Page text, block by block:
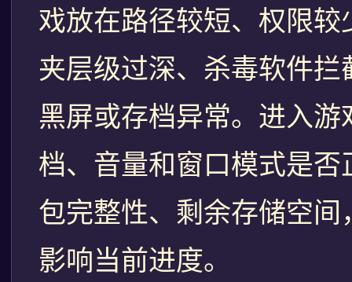
戏放在路径较短、权限
夹层级过深、杀毒软件
黑屏或存档异常。进入
档、音量和窗口模式是
包完整性、剩余存储空
影响当前进度。